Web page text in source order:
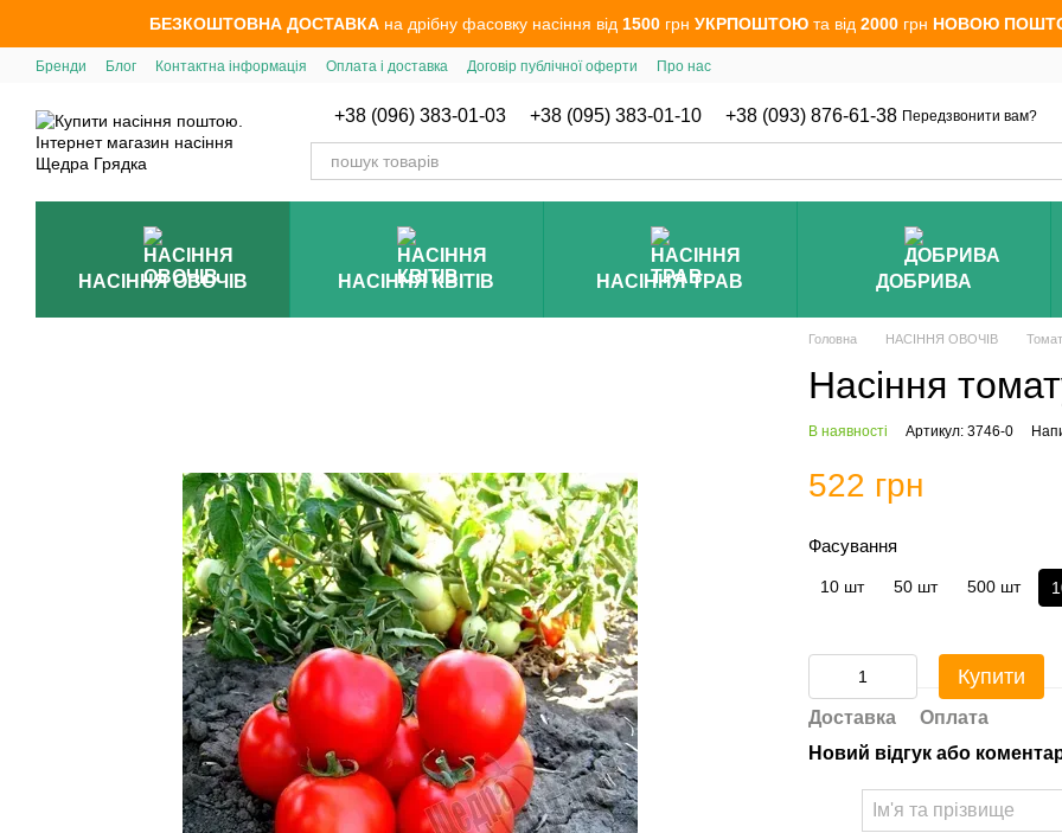
Перейти до основного контентуБЕЗКОШТОВНА ДОСТАВКА на дрібну фасовку насіння від 1500грн УКРПОШТОЮта від 2000грн НОВОЮ
Бренди Блог Контактна інформація Оплата і доставка Договір публічної оферти Про нас
+38 (096) 383-01-03 +38 (095) 383-01-10 +38 (093) 876-61-38 Передзвонити вам?
НАСІННЯ ОВОЧІВ НАСІННЯ КВІТІВ НАСІННЯ ТРАВ ДОБРИВА
Головна НАСІННЯ ОВОЧІВ
Насіння
В наявності Артикул: 3746-0
522 грн
Фасування
10 шт 50 шт 500 шт
Купити
Доставка
Оплата
Новий відгук або